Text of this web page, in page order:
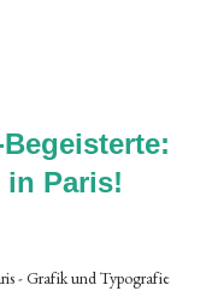
in Paris!
- Grafik und Typografie